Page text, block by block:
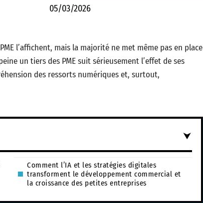
05/03/2026
l’affichent, mais la majorité ne met même pas en place
un tiers des PME suit sérieusement l’effet de ses
des ressorts numériques et, surtout,
Comment l’IA et les stratégies digitales
transforment le développement commercial et
la croissance des petites entreprises